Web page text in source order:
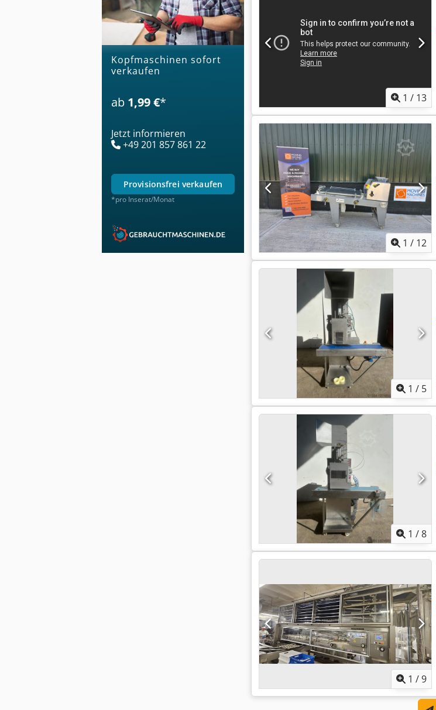
Kopfmaschinen sofort
verkaufen
ab 1,99 €*
Jetzt informieren
+49 201 857 861 22
provisionsfrei verkaufen
*pro Inserat/Monat
1 / 13
1 / 12
1 / 5
1 /8
1 /9